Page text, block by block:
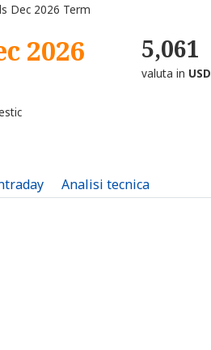
2026 Term
2026 5,061
valuta in USD
Analisi tecnica